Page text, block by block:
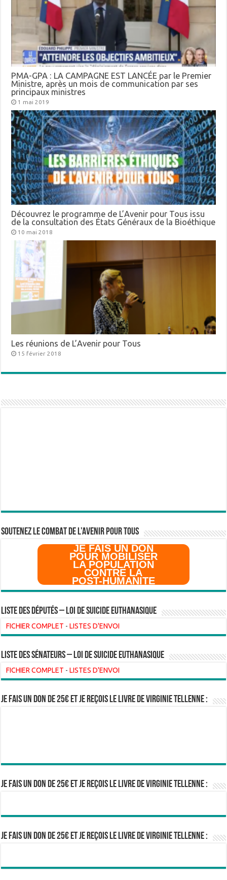
PMA-GPA : LA CAMPAGNE EST LANCÉE par le Premier
Ministre, après un mois de communication par ses
principaux ministres
1 mai 2019
Découvrez le programme de L’Avenir pour Tous issu
de la consultation des États Généraux de la Bioéthique
10 mai 2018
Les réunions de L’Avenir pour Tous
15 février 2018
SOUTENEZ LE COMBAT DE L’AVenir pour Tous
JE FAIS UN DON
POUR MOBILISER
LA POPULATION
CONTRE LA
POST-HUMANITE
Liste des Députés – Loi de suicide euthanasique
FICHIER COMPLET -LISTES D'ENVOI
liste des sénateurs – loi de suicide euthanasique
FICHIER COMPLET -LISTES D'ENVOI
Je fais un don de 25€ et je reçois le livre de Virginie Tellenne :
Je fais un don de 25€ et je reçois le livre de Virginie Tellenne :
Je fais un don de 25€ et je reçois le livre de Virginie Tellenne :